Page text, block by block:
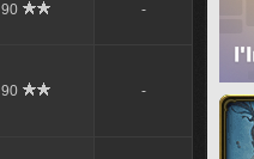
90 -
90 -